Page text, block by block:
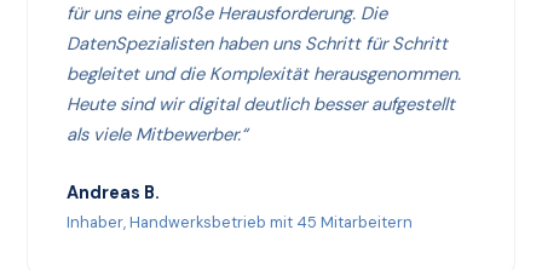
für uns eine große Herausforderung. Die
DatenSpezialisten haben uns Schritt für Schritt
begleitet und die Komplexität herausgenommen.
Heute sind wir digital deutlich besser aufgestellt
als viele Mitbewerber.“
Andreas B.
Inhaber, Handwerksbetrieb mit 45 Mitarbeitern